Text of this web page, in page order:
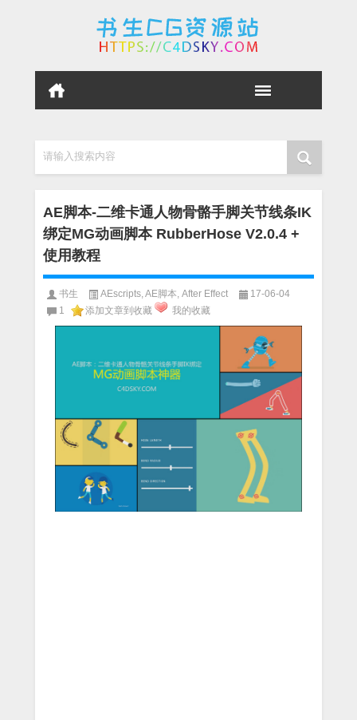
请输入搜索内容
AE脚本-二维卡通人物骨骼手脚关节线条IK
绑定MG动画脚本 RubberHose V2.0.4 +
使用教程
书生 AEscripts AE脚本 After Effect
17-06-04
1
添加文章到收藏 我的收藏